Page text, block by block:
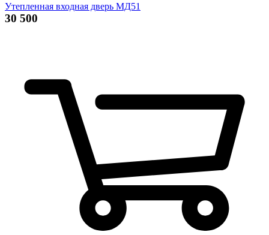
Утепленная входная дверь МД51
30 500